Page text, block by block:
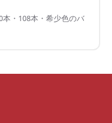
本・108本・希少色のバ